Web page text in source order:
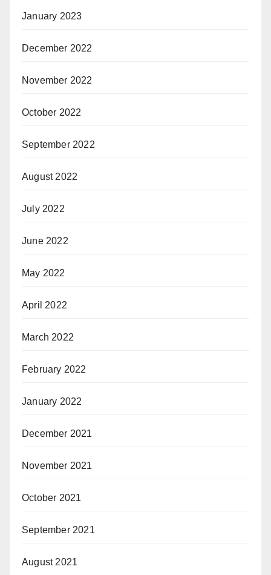
January 2023
December 2022
November 2022
October 2022
September 2022
August 2022
July 2022
June 2022
May 2022
April 2022
March 2022
February 2022
January 2022
December 2021
November 2021
October 2021
September 2021
August 2021